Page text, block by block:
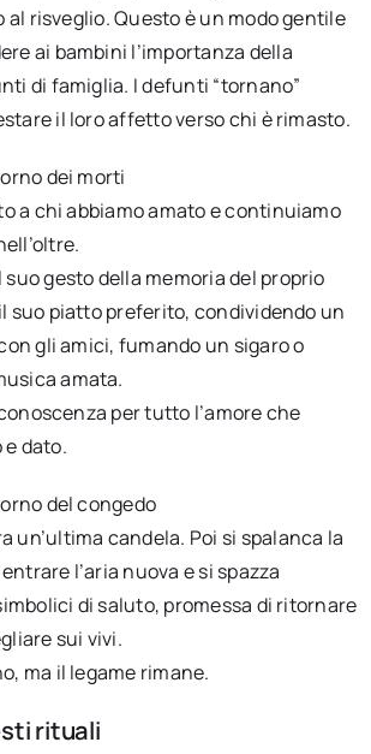
risveglio. Questo è un modo gentile
ai bambini l’importanza della
di famiglia. I defunti “tornano”
il loro affetto verso chi è rimasto.
dei morti
a chi abbiamo amato e continuiamo
gesto della memoria del proprio
suo piatto preferito, condividendo un
gli amici, fumando un sigaro o
amata.
per tutto l’amore che
dato.
del congedo
un’ultima candela. Poi si spalanca la
l’aria nuova e si spazza
di saluto, promessa di ritornare
sui vivi.
ma il legame rimane.
rituali